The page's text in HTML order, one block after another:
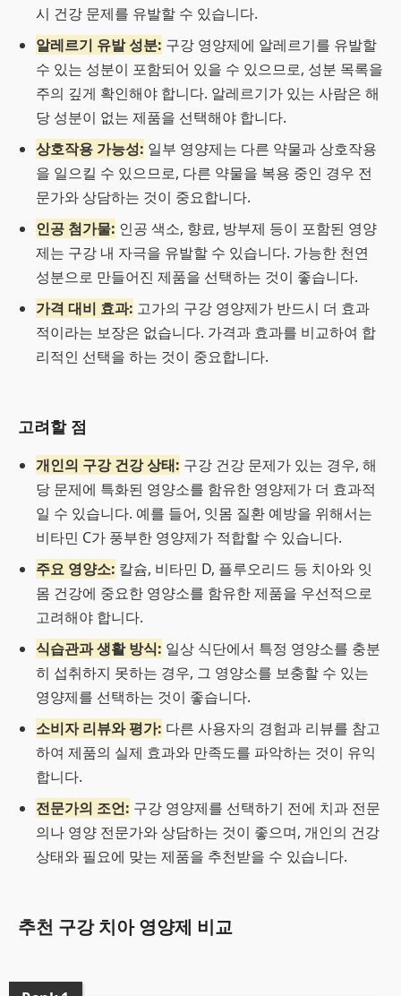
시 건강 문제를 유발할 수 있습니다.
알레르기 유발 성분: 구강 영양제에 알레르기를 유발할
수 있는 성분이 포함되어 있을 수 있으므로, 성분 목록을
주의 깊게 확인해야 합니다. 알레르기가 있는 사람은 해
당 성분이 없는 제품을 선택해야 합니다.
상호작용 가능성: 일부 영양제는 다른 약물과 상호작용
을 일으킬 수 있으므로, 다른 약물을 복용 중인 경우 전
문가와 상담하는 것이 중요합니다.
인공 첨가물: 인공 색소, 향료, 방부제 등이 포함된 영양
제는 구강 내 자극을 유발할 수 있습니다. 가능한 천연
성분으로 만들어진 제품을 선택하는 것이 좋습니다.
가격 대비 효과: 고가의 구강 영양제가 반드시 더 효과
적이라는 보장은 없습니다. 가격과 효과를 비교하여 합
리적인 선택을 하는 것이 중요합니다.
고려할 점
개인의 구강 건강 상태: 구강 건강 문제가 있는 경우, 해
당 문제에 특화된 영양소를 함유한 영양제가 더 효과적
일 수 있습니다. 예를 들어, 잇몸 질환 예방을 위해서는
비타민 C가 풍부한 영양제가 적합할 수 있습니다.
주요 영양소: 칼슘, 비타민 D, 플루오리드 등 치아와 잇
몸 건강에 중요한 영양소를 함유한 제품을 우선적으로
고려해야 합니다.
식습관과 생활 방식: 일상 식단에서 특정 영양소를 충분
히 섭취하지 못하는 경우, 그 영양소를 보충할 수 있는
영양제를 선택하는 것이 좋습니다.
소비자 리뷰와 평가: 다른 사용자의 경험과 리뷰를 참고
하여 제품의 실제 효과와 만족도를 파악하는 것이 유익
합니다.
전문가의 조언: 구강 영양제를 선택하기 전에 치과 전문
의나 영양 전문가와 상담하는 것이 좋으며, 개인의 건강
상태와 필요에 맞는 제품을 추천받을 수 있습니다.
추천 구강 치아 영양제 비교